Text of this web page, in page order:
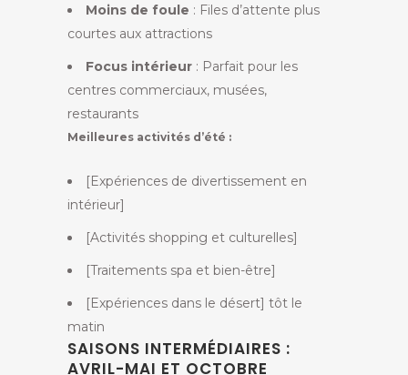
Moins de foule : Files d’attente plus
courtes aux attractions
Focus intérieur : Parfait pour les
centres commerciaux, musées,
restaurants
Meilleures activités d’été :
[Expériences de divertissement en
intérieur]
[Activités shopping et culturelles]
[Traitements spa et bien-être]
[Expériences dans le désert] tôt le
matin
SAISONS INTERMÉDIAIRES :
AVRIL-MAI ET OCTOBRE